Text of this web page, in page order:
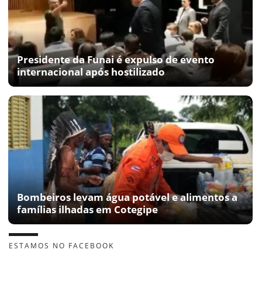
Presidente da Funai é expulso de evento
internacional após hostilizado
Bombeiros levam água potável e alimentos a
famílias ilhadas em Cotegipe
ESTAMOS NO FACEBOOK